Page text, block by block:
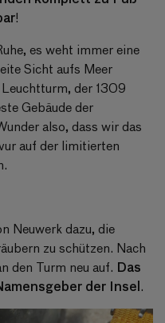
!
es weht immer eine
Sicht aufs Meer
der 1309
Gebäude der
also, dass wir das
auf der limitierten
Neuwerk dazu, die
zu schützen. Nach
den Turm neu auf. Das
der Insel.